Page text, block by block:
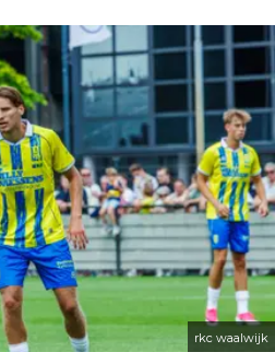
rkc waalwijk